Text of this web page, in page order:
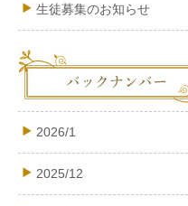
生徒募集のお知らせ
2026/1
2025/12